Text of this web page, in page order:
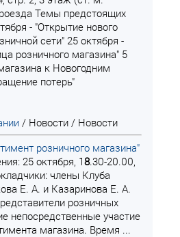
Темы предстоящих
- "Открытие нового
сети" 25 октября -
розничного магазина" 5
к Новогодним
потерь"
/ Новости / Новости
розничного магазина"
25 октября, 18.30-20.00,
члены Клуба
Е. А. и Казаринова Е. А.
розничных
непосредственные участие
магазина. Время ...